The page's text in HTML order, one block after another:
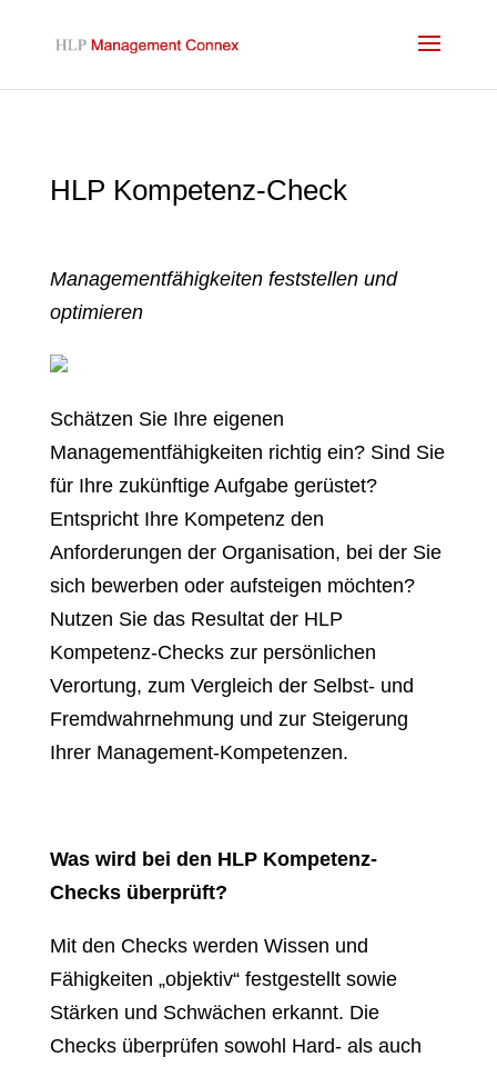
HLP Kompetenz-Check
Managementfähigkeiten feststellen und
optimieren
Schätzen Sie Ihre eigenen
Managementfähigkeiten richtig ein? Sind Sie
für Ihre zukünftige Aufgabe gerüstet?
Entspricht Ihre Kompetenz den
Anforderungen der Organisation, bei der Sie
sich bewerben oder aufsteigen möchten?
Nutzen Sie das Resultat der HLP
Kompetenz-Checks zur persönlichen
Verortung, zum Vergleich der Selbst- und
Fremdwahrnehmung und zur Steigerung
Ihrer Management-Kompetenzen.
Was wird bei den HLP Kompetenz-
Checks überprüft?
Mit den Checks werden Wissen und
Fähigkeiten „objektiv“ festgestellt sowie
Stärken und Schwächen erkannt. Die
Checks überprüfen sowohl Hard- als auch